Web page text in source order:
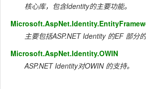
核心库，包含Identity的主要功能。
主要包括ASP.NET Identity 的EF 部分的
Microsoft.AspNet.Identity.OWIN
ASP.NET Identity对OWIN 的支持。